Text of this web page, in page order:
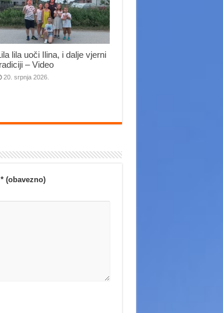
lila uoči Ilina, i dalje vjerni
– Video
20. srpnja 2026.
* (obavezno)